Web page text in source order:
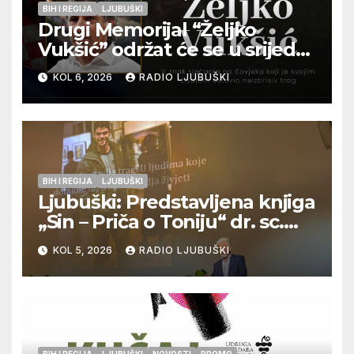
BIH I REGIJA LJUBUŠKI
Drugi Memorijal “Željko
Vukšić” održat će se u srijedu
12. kolovoza u Otoku
KOL 6, 2026 RADIO LJUBUŠKI
BIH I REGIJA LJUBUŠKI
Ljubuški: Predstavljena knjiga
„Sin – Priča o Toniju“ dr. sc.
Zdenka Hercega
KOL 5, 2026 RADIO LJUBUŠKI